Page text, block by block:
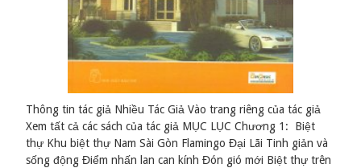
Thông tin tác giả Nhiều Tác Giả Vào trang riêng của tác giả
Xem tất cả các sách của tác giả MỤC LỤC Chương 1: Biệt
thự Khu biệt thự Nam Sài Gòn Flamingo Đại Lãi Tinh giản và
sống động Điểm nhấn lan can kính Đón gió mới Biệt thự trên